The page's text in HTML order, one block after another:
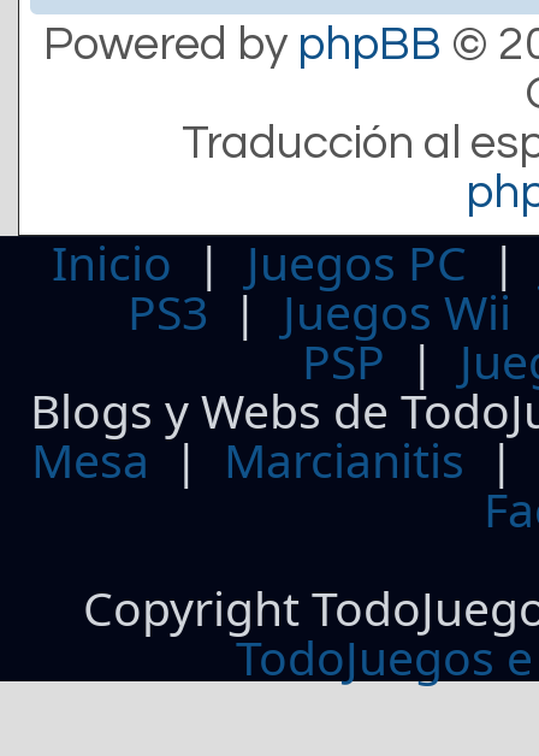
Powered by phpBB ©
Traducción al
Inicio | Juegos PC
PS3| Juegos Wii
PSP |
Blogs y Webs de
Mesa | Marcianitis |
Copyright
TodoJuegos